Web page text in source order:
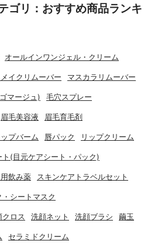
ゴリ：おすすめ商品ランキ
オールインワンジェル・クリーム
イクリムーバー マスカラリムーバー
マージュ) 毛穴スプレー
眉毛美容液 眉毛育毛剤
ップバーム 唇パック リップクリーム
ト(目元ケアシート・パック)
飲み薬 スキンケアトラベルセット
シートマスク
クロス 洗顔ネット 洗顔ブラシ 繭玉
セラミドクリーム